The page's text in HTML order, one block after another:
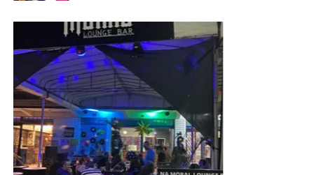
O primeiro passo é procurar presencialmente uma das
unidades de atendimento psicossocial. Durante o
atendimento, uma equipe multidisciplinar avalia a
situação da vítima e elabora um relatório técnico para
verificar se ela atende aos critérios estabelecidos pela
Portaria nº 49/2026.